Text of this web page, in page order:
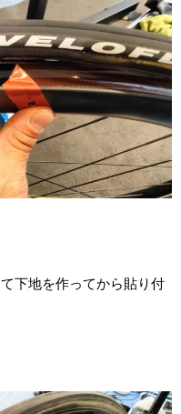
下地を作ってから貼り付